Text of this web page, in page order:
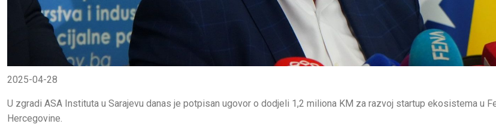
2025-04-28
U zgradi ASA Instituta u Sarajevu danas je potpisan ugovor o dodjeli 1,2 miliona KM za razvoj startup ekosistema u
Hercegovine.